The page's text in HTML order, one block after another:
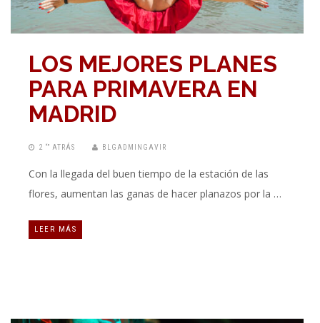
LOS MEJORES PLANES
PARA PRIMAVERA EN
MADRID
2 “” ATRÁS BLGADMINGAVIR
Con la llegada del buen tiempo de la estación de las
flores, aumentan las ganas de hacer planazos por la …
LEER MÁS